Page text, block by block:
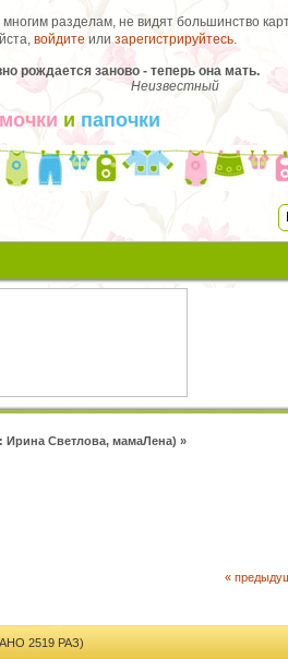
разделам, не видят большинство
войдите илизарегистрируйтесь.
рождается заново - теперь она мать.
Неизвестный
ипапочки
Ирина Светлова,мамаЛена) »
«
2519 РАЗ)